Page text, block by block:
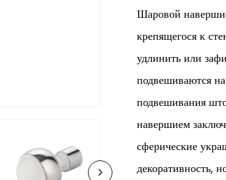
Шаровой
крепящегося к
удлинить или
подвешиваются
подвешивания
навершием
сферические
декоративность,